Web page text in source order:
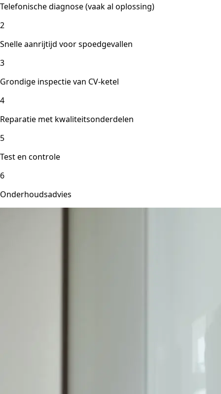
Telefonische diagnose (vaak al oplossing)
2
Snelle aanrijtijd voor spoedgevallen
3
Grondige inspectie van CV-ketel
4
Reparatie met kwaliteitsonderdelen
5
Test en controle
6
Onderhoudsadvies